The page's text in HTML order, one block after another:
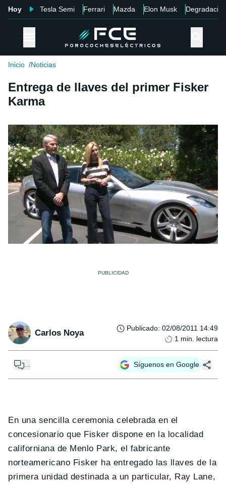
Hoy Tesla Semi Ferrari Mazda Elon Musk Degradación
Inicio Noticias
Entrega de llaves del primer Fisker
Karma
Carlos Noya Publicado: 02/08/2011 14:49
1 min. lectura
Síguenos en Google
En una sencilla ceremonia celebrada en el
concesionario que Fisker dispone en la localidad
californiana de Menlo Park, el fabricante
norteamericano Fisker ha entregado las llaves de la
primera unidad destinada a un particular, Ray Lane,